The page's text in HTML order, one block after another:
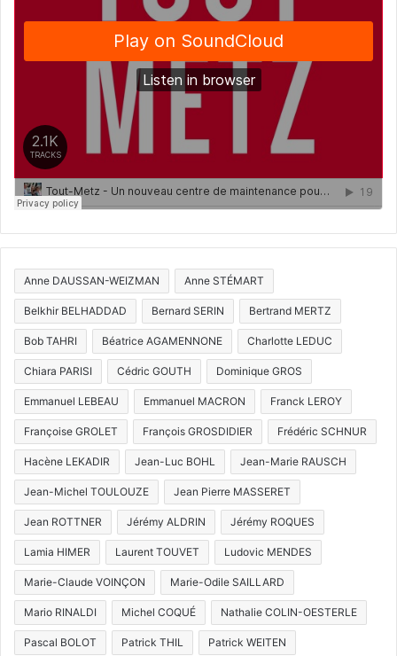
Anne DAUSSAN-WEIZMAN Anne STÉMART
Belkhir BELHADDAD Bernard SERIN Bertrand MERTZ
Bob TAHRI Béatrice AGAMENNONE Charlotte LEDUC
Chiara PARISI Cédric GOUTH Dominique GROS
Emmanuel LEBEAU Emmanuel MACRON Franck LEROY
Françoise GROLET François GROSDIDIER Frédéric SCHNUR
Hacène LEKADIR Jean-Luc BOHL Jean-Marie RAUSCH
Jean-Michel TOULOUZE Jean Pierre MASSERET
Jean ROTTNER Jérémy ALDRIN Jérémy ROQUES
Lamia HIMER Laurent TOUVET Ludovic MENDES
Marie-Claude VOINÇON Marie-Odile SAILLARD
Mario RINALDI Michel COQUÉ Nathalie COLIN-OESTERLE
Pascal BOLOT Patrick THIL Patrick WEITEN